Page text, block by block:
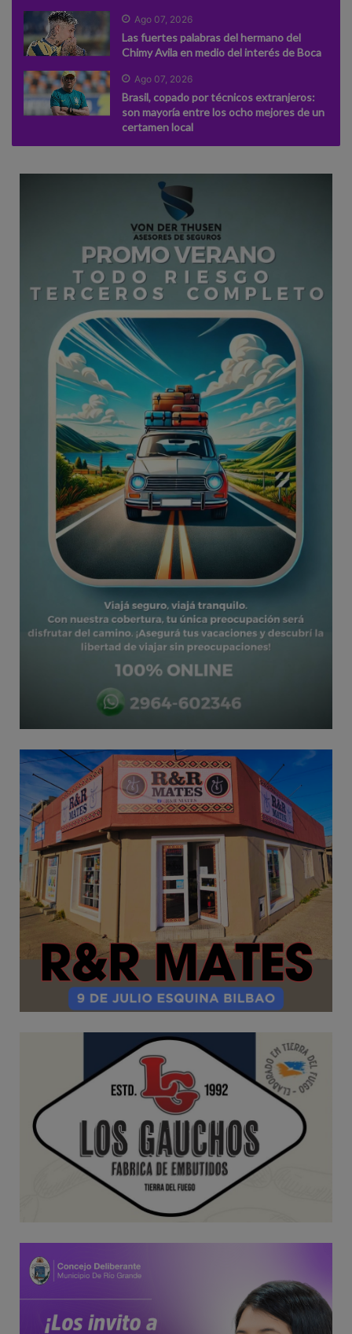
Ago 07, 2026
Las fuertes palabras del hermano del
Chimy Avila en medio del interés de Boca
Ago 07, 2026
Brasil, copado por técnicos extranjeros:
son mayoría entre los ocho mejores de un
certamen local